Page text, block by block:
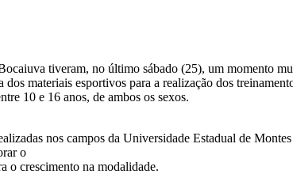
tiveram, no último sábado (25), um momento
materiais esportivos para a realização dos
10 e 16 anos, de ambos os sexos.
nos campos da Universidade Estadual de
o
o crescimento na modalidade.